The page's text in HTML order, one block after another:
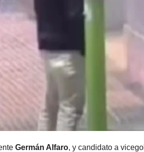
Germán Alfaro, y candidato a